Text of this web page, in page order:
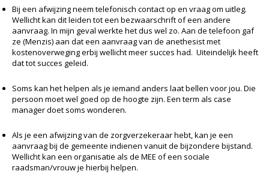
Bij een afwijzing neem telefonisch contact op en vraag om uitleg.
Wellicht kan dit leiden tot een bezwaarschrift of een andere
aanvraag. In mijn geval werkte het dus wel zo. Aan de telefoon gaf
ze (Menzis) aan dat een aanvraag van de anethesist met
kostenoverweging erbij wellicht meer succes had. Uiteindelijk heeft
dat tot succes geleid.
Soms kan het helpen als je iemand anders laat bellen voor jou. Die
persoon moet wel goed op de hoogte zijn. Een term als case
manager doet soms wonderen.
Als je een afwijzing van de zorgverzekeraar hebt, kan je een
aanvraag bij de gemeente indienen vanuit de bijzondere bijstand.
Wellicht kan een organisatie als de MEE of een sociale
raadsman/vrouw je hierbij helpen.